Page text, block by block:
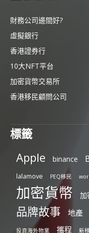
財務公司邊間好?
虛擬銀行
香港證券行
10大NFT平台
加密貨幣交易所
香港移民顧問公司
標籤
Apple binance
lalamove PEQ移民
加密貨幣 加
品牌故事 地產
投資海外物業 攜程 新